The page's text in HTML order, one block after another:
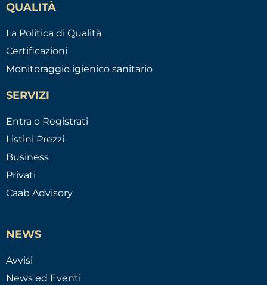
QUALITÀ
La Politica di Qualità
Certificazioni
Monitoraggio igienico sanitario
SERVIZI
Entra o Registrati
Listini Prezzi
Business
Privati
Caab Advisory
NEWS
Avvisi
News ed Eventi